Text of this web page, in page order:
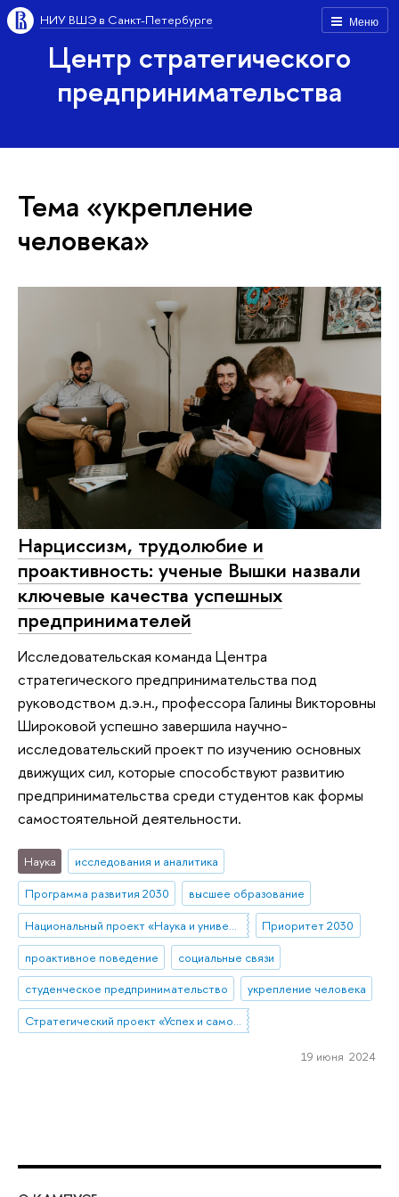
Меню
НИУ ВШЭ в Санкт-Петербурге
Центр стратегического
предпринимательства
Тема «укрепление
человека»
Нарциссизм, трудолюбие и
проактивность: ученые Вышки назвали
ключевые качества успешных
предпринимателей
Исследовательская команда Центра
стратегического предпринимательства под
руководством д.э.н., профессора Галины Викторовны
Широковой успешно завершила научно-
исследовательский проект по изучению основных
движущих сил, которые способствуют развитию
предпринимательства среди студентов как формы
самостоятельной деятельности.
Наука
исследования и аналитика
Программа развития 2030
высшее образование
Национальный проект «Наука и университеты»
Приоритет 2030
проактивное поведение
социальные связи
студенческое предпринимательство
укрепление человека
Стратегический проект «Успех и самостоятельность человека в меняющемся мире»
19 июня 2024